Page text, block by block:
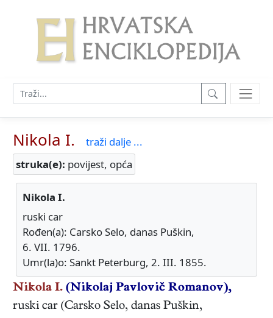
Nikola I.
traži dalje ...
struka(e): povijest, opća
Nikola I.
ruski car
Rođen(a): Carsko Selo, danas Puškin,
6. VII. 1796.
Umr(la)o: Sankt Peterburg, 2. III. 1855.
Nikola I. (Nikolaj Pavlovič Romanov),
ruski car (Carsko Selo, danas Puškin,